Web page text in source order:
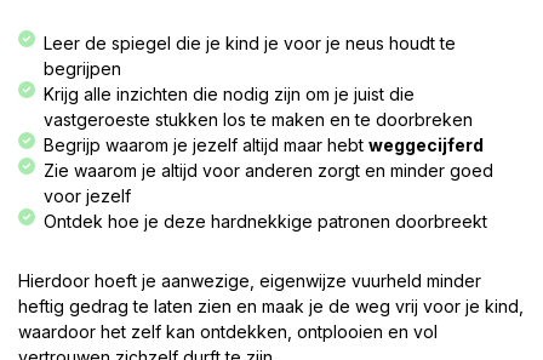
Leer de spiegel die je kind je voor je neus houdt te
begrijpen
Krijg alle inzichten die nodig zijn om je juist die
vastgeroeste stukken los te maken en te doorbreken
Begrijp waarom je jezelf altijd maar hebt weggecijferd
Zie waarom je altijd voor anderen zorgt en minder goed
voor jezelf
Ontdek hoe je deze hardnekkige patronen doorbreekt
Hierdoor hoeft je aanwezige, eigenwijze vuurheld minder
heftig gedrag te laten zien en maak je de weg vrij voor je kind,
waardoor het zelf kan ontdekken, ontplooien en vol